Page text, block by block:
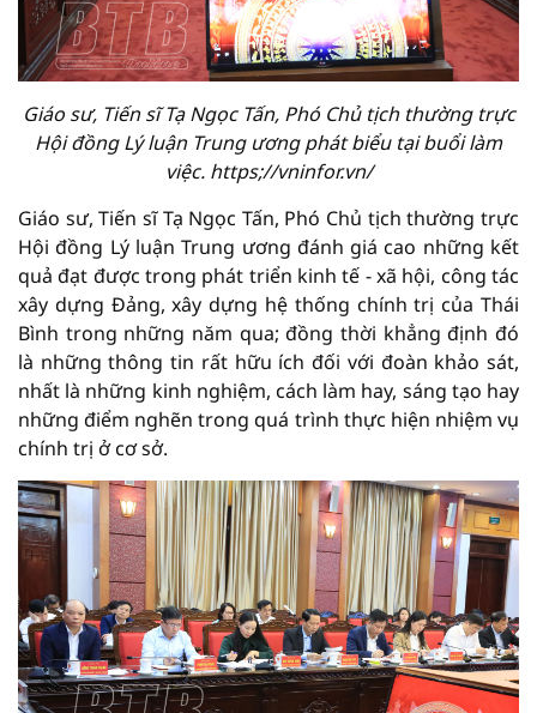
Giáo sư, Tiến sĩ Tạ Ngọc Tấn, Phó Chủ tịch thường trực
Hội đồng Lý luận Trung ương phát biểu tại buổi làm
việc. https;//vninfor.vn/
Giáo sư, Tiến sĩ Tạ Ngọc Tấn, Phó Chủ tịch thường trực
Hội đồng Lý luận Trung ương đánh giá cao những kết
quả đạt được trong phát triển kinh tế - xã hội, công tác
xây dựng Đảng, xây dựng hệ thống chính trị của Thái
Bình trong những năm qua; đồng thời khẳng định đó
là những thông tin rất hữu ích đối với đoàn khảo sát,
nhất là những kinh nghiệm, cách làm hay, sáng tạo hay
những điểm nghẽn trong quá trình thực hiện nhiệm vụ
chính trị ở cơ sở.